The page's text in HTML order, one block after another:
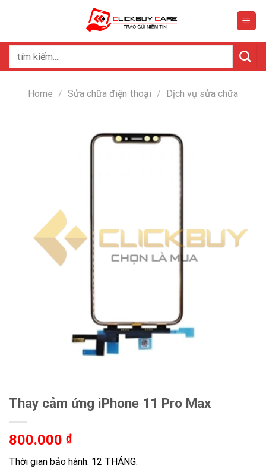
for:
Home / Sửa chữa điện thoại / Dịch vụ sửa chữa
Thay cảm ứng iPhone 11 Pro Max
800.000 ₫
Thời gian bảo hành: 12 THÁNG.